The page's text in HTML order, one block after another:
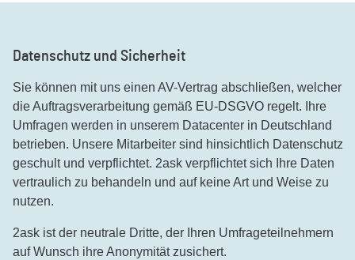
Datenschutz und Sicherheit
Sie können mit uns einen AV-Vertrag abschließen, welcher
die Auftragsverarbeitung gemäß EU-DSGVO regelt. Ihre
Umfragen werden in unserem Datacenter in Deutschland
betrieben. Unsere Mitarbeiter sind hinsichtlich Datenschutz
geschult und verpflichtet. 2ask verpflichtet sich Ihre Daten
vertraulich zu behandeln und auf keine Art und Weise zu
nutzen.
2ask ist der neutrale Dritte, der Ihren Umfrageteilnehmern
auf Wunsch ihre Anonymität zusichert.